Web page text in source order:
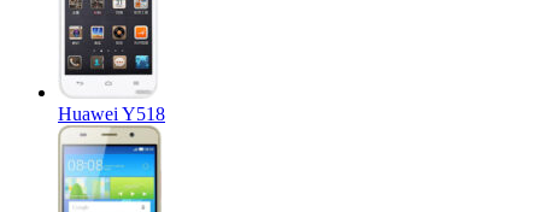
Huawei Y518